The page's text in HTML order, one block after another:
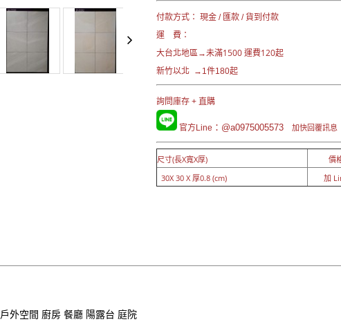
付款方式： 現金 / 匯款 / 貨到付款
運 費：
大台北地區→未滿1500 運費120起
新竹以北 →1件180起
詢問庫存 + 直購
官方Line ：@a0975005573 加快回覆訊息
尺寸(長X寬X厚)
價
30X 30 X 厚0.8 (cm)
加
戶外空間 廚房餐廳 陽露台 庭院